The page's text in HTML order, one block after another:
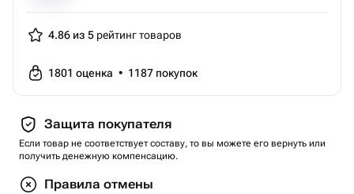
4.86 из 5 рейтинг товаров
1801 оценка • 1187 покупок
Защита покупателя
Если товар не соответствует составу, то вы можете его вернуть или
получить денежную компенсацию.
Правила отмены